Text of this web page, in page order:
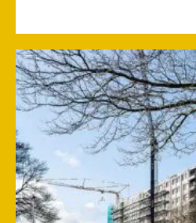
meer
over
Herziene
Onderzoeksagenda
Leefbaarheid
en
Veiligheid
2026